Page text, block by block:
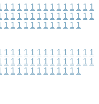
1 1 1 1 1 1 1 1 1 1 1 1 1 1
1 1 1 1 1 1 1 1 1 1 1 1 1 1
1 1 1 1 1 1 1 1 1 1 1 1
1 1 1 1 1 1 1 1 1 1 1 1 1 1
1 1 1 1 1 1 1 1 1 1 1 1 1 1
1 1 1 1 1 1 1 1 1 1 1 1